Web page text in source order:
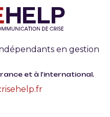
en gestion
et à l'international.